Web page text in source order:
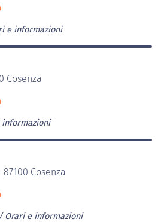
e informazioni
Cosenza
informazioni
Cosenza
Orari e informazioni